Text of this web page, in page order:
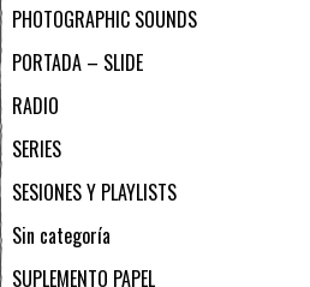
PHOTOGRAPHIC SOUNDS
PORTADA – SLIDE
RADIO
SERIES
SESIONES Y PLAYLISTS
Sin categoría
SUPLEMENTO PAPEL